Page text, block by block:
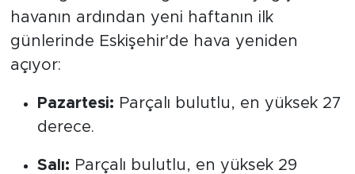
havanın ardından yeni haftanın ilk
günlerinde Eskişehir'de hava yeniden
açıyor:
Pazartesi: Parçalı bulutlu, en yüksek 27
derece.
Salı: Parçalı bulutlu, en yüksek 29